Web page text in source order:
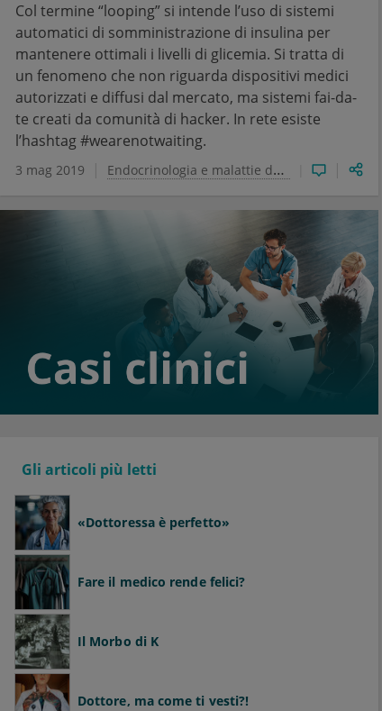
Col termine “looping” si intende l’uso di sistemi
automatici di somministrazione di insulina per
mantenere ottimali i livelli di glicemia. Si tratta di
un fenomeno che non riguarda dispositivi medici
autorizzati e diffusi dal mercato, ma sistemi fai-da-
te creati da comunità di hacker. In rete esiste
l’hashtag #wearenotwaiting.
3 mag 2019 Endocrinologia e malattie del metabolismo
Gli articoli più letti
«Dottoressa è perfetto»
Fare il medico rende felici?
Il Morbo di K
Dottore, ma come ti vesti?!